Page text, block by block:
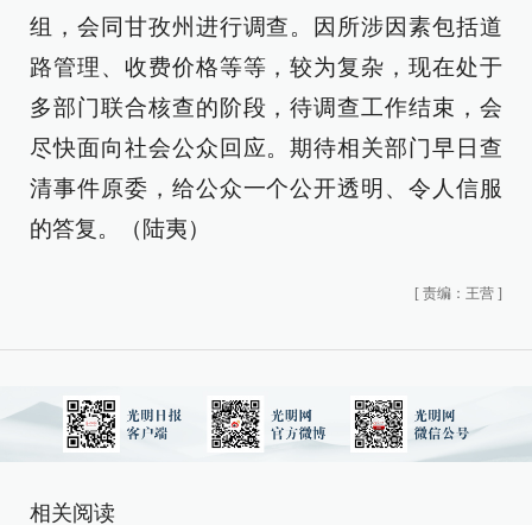
组，会同甘孜州进行调查。因所涉因素包括道
路管理、收费价格等等，较为复杂，现在处于
多部门联合核查的阶段，待调查工作结束，会
尽快面向社会公众回应。期待相关部门早日查
清事件原委，给公众一个公开透明、令人信服
的答复。（陆夷）
[ 责编：王营 ]
相关阅读